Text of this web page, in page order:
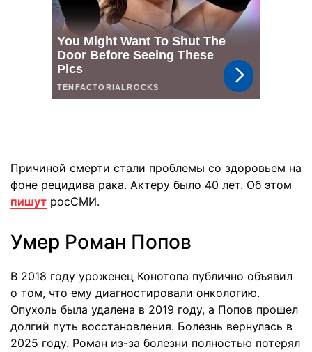
Причиной смерти стали проблемы со здоровьем на
фоне рецидива рака. Актеру было 40 лет. Об этом
пишут росСМИ.
Умер Роман Попов
В 2018 году уроженец Конотопа публично объявил
о том, что ему диагностировали онкологию.
Опухоль была удалена в 2019 году, а Попов прошел
долгий путь восстановления. Болезнь вернулась в
2025 году. Роман из-за болезни полностью потерял